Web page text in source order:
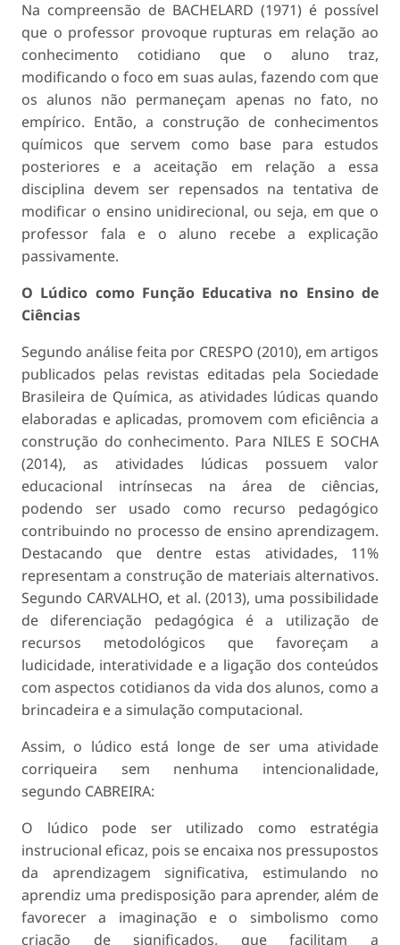
Na compreensão de BACHELARD (1971) é possível
que o professor provoque rupturas em relação ao
conhecimento cotidiano que o aluno traz,
modificando o foco em suas aulas, fazendo com que
os alunos não permaneçam apenas no fato, no
empírico. Então, a construção de conhecimentos
químicos que servem como base para estudos
posteriores e a aceitação em relação a essa
disciplina devem ser repensados na tentativa de
modificar o ensino unidirecional, ou seja, em que o
professor fala e o aluno recebe a explicação
passivamente.
O Lúdico como Função Educativa no Ensino de
Ciências
Segundo análise feita por CRESPO (2010), em artigos
publicados pelas revistas editadas pela Sociedade
Brasileira de Química, as atividades lúdicas quando
elaboradas e aplicadas, promovem com eficiência a
construção do conhecimento. Para NILES E SOCHA
(2014), as atividades lúdicas possuem valor
educacional intrínsecas na área de ciências,
podendo ser usado como recurso pedagógico
contribuindo no processo de ensino aprendizagem.
Destacando que dentre estas atividades, 11%
representam a construção de materiais alternativos.
Segundo CARVALHO, et al. (2013), uma possibilidade
de diferenciação pedagógica é a utilização de
recursos metodológicos que favoreçam a
ludicidade, interatividade e a ligação dos conteúdos
com aspectos cotidianos da vida dos alunos, como a
brincadeira e a simulação computacional.
Assim, o lúdico está longe de ser uma atividade
corriqueira sem nenhuma intencionalidade,
segundo CABREIRA:
O lúdico pode ser utilizado como estratégia
instrucional eficaz, pois se encaixa nos pressupostos
da aprendizagem significativa, estimulando no
aprendiz uma predisposição para aprender, além de
favorecer a imaginação e o simbolismo como
criação de significados, que facilitam a